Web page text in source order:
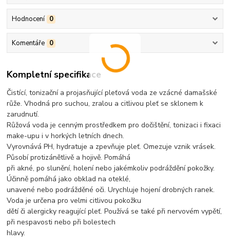
Hodnocení 0
Komentáře 0
Kompletní specifikace
Čistící, tonizační a projasňující pleťová voda ze vzácné damašské
růže. Vhodná pro suchou, zralou a citlivou pleť se sklonem k
zarudnutí.
Růžová voda je cenným prostředkem pro dočištění, tonizaci i fixaci
make-upu i v horkých letních dnech.
Vyrovnává PH, hydratuje a zpevňuje pleť. Omezuje vznik vrásek.
Působí protizánětlivě a hojivě. Pomáhá
při akné, po slunění, holení nebo jakémkoliv podráždění pokožky.
Účinně pomáhá jako obklad na oteklé,
unavené nebo podrážděné oči. Urychluje hojení drobných ranek.
Voda je určena pro velmi citlivou pokožku
dětí či alergicky reagující pleť. Používá se také při nervovém vypětí,
při nespavosti nebo při bolestech
hlavy.